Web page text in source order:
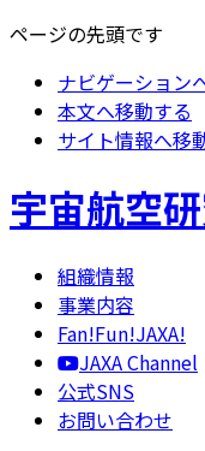
ページの先頭です
ナビゲーション
本文へ移動する
サイト情報へ移
宇宙航空
組織情報
事業内容
Fan!Fun!JAXA!
JAXA Channel
公式SNS
お問い合わせ